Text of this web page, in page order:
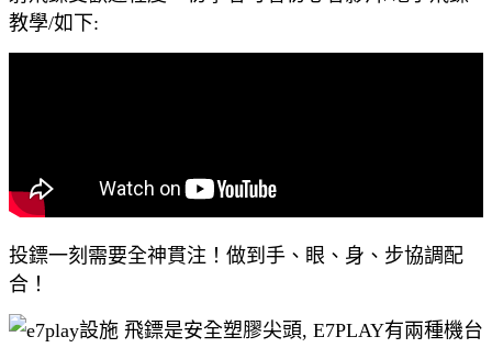
教學/如下:
投鏢一刻需要全神貫注！做到手、眼、身、步協調配
合！